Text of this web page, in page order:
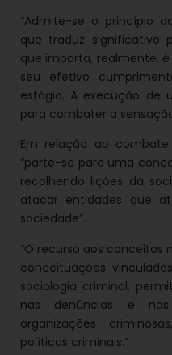
“Admite-se o princípio
que traduz significativo
que importa, realmente,
seu efetivo
estágio. A execução de
para combater a
Em relação ao combate
“parte-se para uma
recolhendo lições da
atacar entidades que
sociedade”.
“O recurso aos
conceituações
sociologia criminal,
nas denúncias e nas
organizações
políticas criminais.”